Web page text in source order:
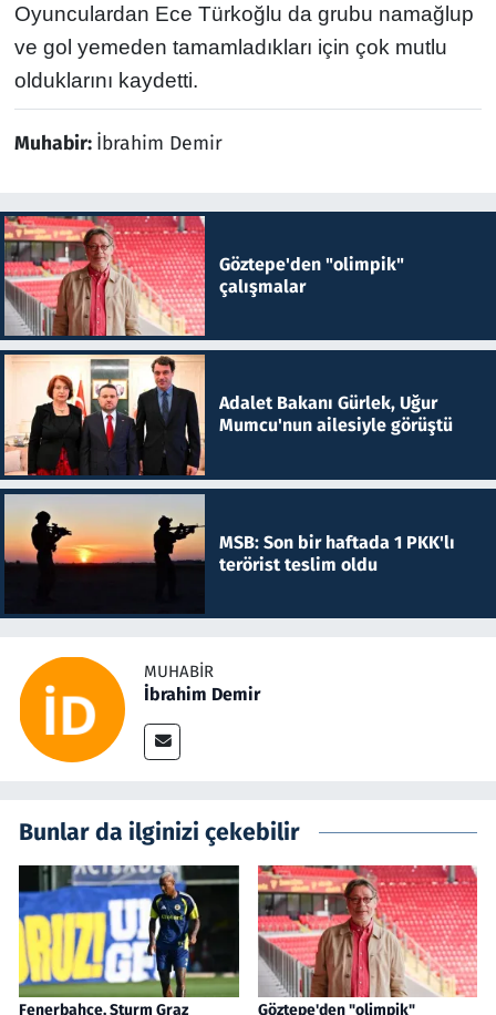
Oyunculardan Ece Türkoğlu da grubu namağlup
ve gol yemeden tamamladıkları için çok mutlu
olduklarını kaydetti.
Muhabir: İbrahim Demir
Göztepe'den "olimpik"
çalışmalar
Adalet Bakanı Gürlek, Uğur
Mumcu'nun ailesiyle görüştü
MSB: Son bir haftada 1 PKK'lı
terörist teslim oldu
MUHABIR
İbrahim Demir
Bunlar da ilginizi çekebilir
Fenerbahçe, Sturm Graz Göztepe'den "olimpik"